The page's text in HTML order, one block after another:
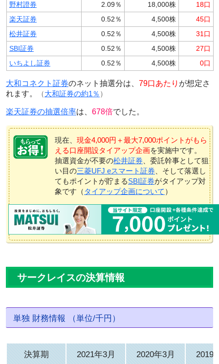
野村證券
2.09％ 18,000株
18口
楽天証券
0.52％ 4,500株
45口
松井証券
0.52％ 4,500株
31口
SBI証券
0.52％ 4,500株
27口
いちよし証券
0.52％ 4,500株 0口
大和コネクト証券のネット抽選分は、 79口あたり が想定さ
れます。
（大和証券の約1％ ）
楽天証券の抽選倍率は、 678倍でした。
現在、 現金4,000円＋最大7,000ポイントがもら
える口座開設タイアップ企画を実施中です。
抽選資金が不要の松井証券 、委託幹事として狙
い目の三菱UFJ eスマート証券 、そして落選し
てもポイントが貯まるSBI証券がタイアップ対
象です（ タイアップ企画について ）
サークレイスの決算情報
単独 財務情報 （単位/千円）
決算期 2021年3月 2020年3月 2019